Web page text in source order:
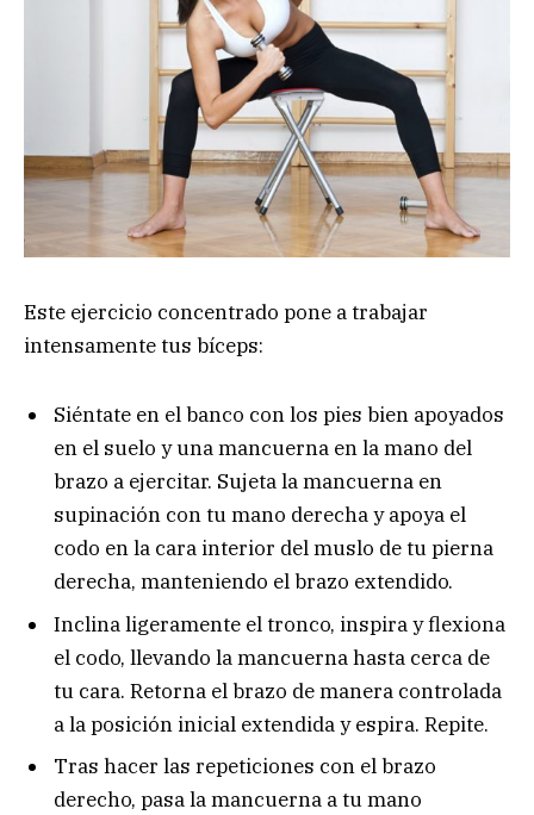
Este ejercicio concentrado pone a trabajar
intensamente tus bíceps:
Siéntate en el banco con los pies bien apoyados
en el suelo y una mancuerna en la mano del
brazo a ejercitar. Sujeta la mancuerna en
supinación con tu mano derecha y apoya el
codo en la cara interior del muslo de tu pierna
derecha, manteniendo el brazo extendido.
Inclina ligeramente el tronco, inspira y flexiona
el codo, llevando la mancuerna hasta cerca de
tu cara. Retorna el brazo de manera controlada
a la posición inicial extendida y espira. Repite.
Tras hacer las repeticiones con el brazo
derecho, pasa la mancuerna a tu mano